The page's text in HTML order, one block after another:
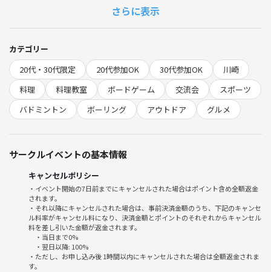
ゲームで遊べる新感覚のイベント。新しい友達や人脈を増やせます。
春は花見、夏はBBQ、冬はクリスマスパーティーなど、季節に沿ったイ
ベントを開催。コース料理会など本格的な料理イベントも。
④【運動イベント🏸】
バドミントンやボーリングなど初心者が楽しみながら出来る運動でリフ
レッシュ。
ボードゲームを楽しみながらメンバーの交流を深める遊びメインのイベ
◼️今回のイベント
【⑤ボードゲーム交流会】
〜つなげーと初心者大歓迎〜
6月7日(日)13:30〜17:00
さらに表示
カテゴリー
20代・30代限定
20代参加OK 30代参加OK
川崎
料理
料理教室 ボードゲーム 交流会
スポーツ
バドミントン
ボーリング アウトドア グルメ
サークルイベントの基本情報
キャンセルポリシー
・イベント開始の7日前までにキャンセルされた場合はポイント含め全額返金
されます。
・それ以降にキャンセルされた場合は、事前決済金額のうち、下記のキャンセ
ル料率がキャンセル料になり、決済金額とポイントのそれぞれからキャンセル
料を差し引いた金額が返金されます。
・当日まで0%
・翌日以降: 100%
・ただし、お申し込み後 1時間以内にキャンセルされた場合は全額返金されま
す。